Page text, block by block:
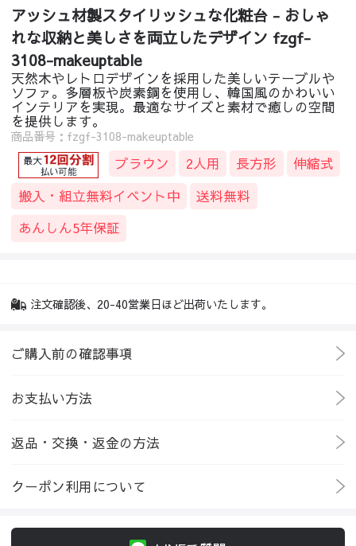
アッシュ材製スタイリッシュな化粧台 - おしゃ
れな収納と美しさを両立したデザイン fzgf-
3108-makeuptable
天然木やレトロデザインを採用した美しいテーブルや
ソファ。多層板や炭素鋼を使用し、韓国風のかわいい
インテリアを実現。最適なサイズと素材で癒しの空間
を提供します。
商品番号：fzgf-3108-makeuptable
ブラウン 2人用 長方形
伸縮式
搬入・組立無料イベント中
送料無料
あんしん5年保証
注文確認後、20-40営業日ほど出荷いたします。
ご購入前の確認事項
お支払い方法
返品・交換・返金の方法
クーポン利用について